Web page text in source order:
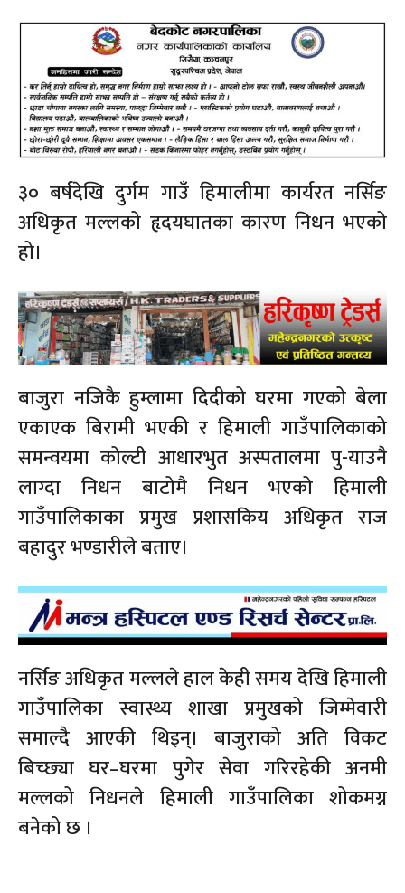
३० बर्षदेखि दुर्गम गाउँ हिमालीमा कार्यरत नर्सिङ
अधिकृत मल्लको हृदयघातका कारण निधन भएको
हो।
बाजुरा नजिकै हुम्लामा दिदीको घरमा गएको बेला
एकाएक बिरामी भएकी र हिमाली गाउँपालिकाको
समन्वयमा कोल्टी आधारभुत अस्पतालमा पु-याउनै
लाग्दा निधन बाटोमै निधन भएको हिमाली
गाउँपालिकाका प्रमुख प्रशासकिय अधिकृत राज
बहादुर भण्डारीले बताए।
नर्सिङ अधिकृत मल्लले हाल केही समय देखि हिमाली
गाउँपालिका स्वास्थ्य शाखा प्रमुखको जिम्मेवारी
समाल्दै आएकी थिइन्। बाजुराको अति विकट
बिच्छ्या घर–घरमा पुगेर सेवा गरिरहेकी अनमी
मल्लको निधनले हिमाली गाउँपालिका शोकमग्न
बनेको छ ।